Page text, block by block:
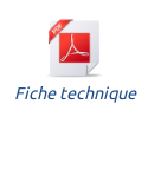
Fiche technique